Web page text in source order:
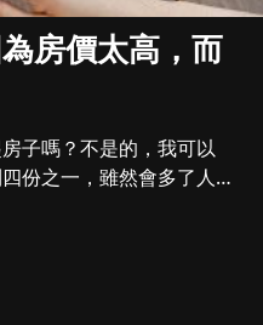
房價太高，而
子嗎？不是的，我可以
份之一，雖然會多了人能